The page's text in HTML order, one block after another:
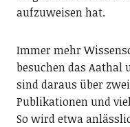
aufzuweisen hat.
Immer mehr
besuchen das Aathal
sind daraus über
Publikationen und
So wird etwa